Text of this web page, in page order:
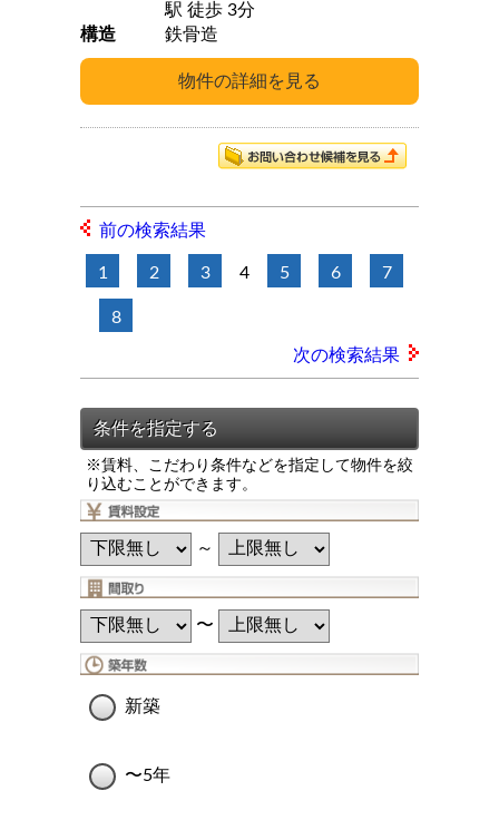
駅 徒歩 3分
構造
鉄骨造
前の検索結果
1 2 3 4 5 6 7
8
次の検索結果
※賃料、こだわり条件などを指定して物件を絞
り込むことができます。
～
〜
新築
〜5年